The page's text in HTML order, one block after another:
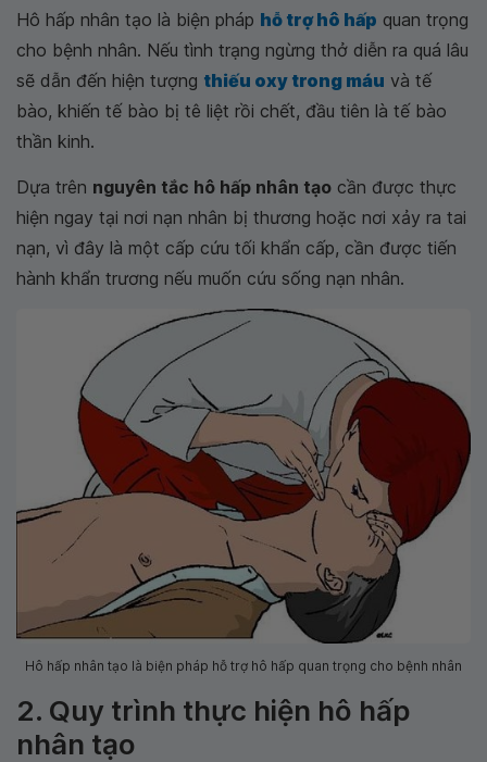
Hô hấp nhân tạo là biện pháp hỗ trợ hô hấp quan trọng
cho bệnh nhân. Nếu tình trạng ngừng thở diễn ra quá lâu
sẽ dẫn đến hiện tượng thiếu oxy trong máu và tế
bào, khiến tế bào bị tê liệt rồi chết, đầu tiên là tế bào
thần kinh.
Dựa trên nguyên tắc hô hấp nhân tạo cần được thực
hiện ngay tại nơi nạn nhân bị thương hoặc nơi xảy ra tai
nạn, vì đây là một cấp cứu tối khẩn cấp, cần được tiến
hành khẩn trương nếu muốn cứu sống nạn nhân.
Hô hấp nhân tạo là biện pháp hỗ trợ hô hấp quan trọng cho bệnh nhân
2. Quy trình thực hiện hô hấp
nhân tạo